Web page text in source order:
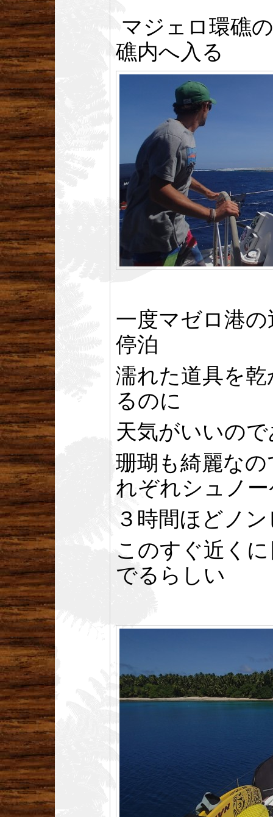
マジェロ環礁
礁内へ入る
一度マゼロ港
停泊
濡れた道具を
るのに
天気がいいの
珊瑚も綺麗な
れぞれシュノ
３時間ほどノ
このすぐ近く
でるらしい